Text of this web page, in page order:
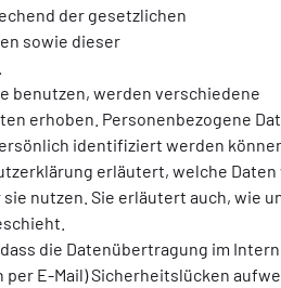
der gesetzlichen
sowie dieser
benutzen, werden verschiedene
erhoben. Personenbezogene
identifiziert werden
erläutert, welche Daten
nutzen. Sie erläutert auch, wie
die Datenübertragung im
per E-Mail) Sicherheitslücken